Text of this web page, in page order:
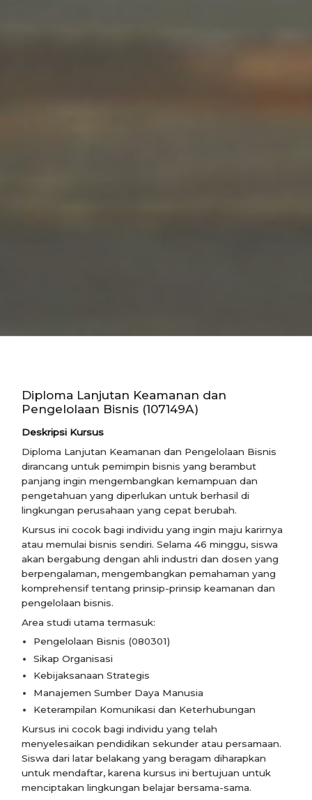
Diploma Lanjutan Keamanan dan
Pengelolaan Bisnis (107149A)
Deskripsi Kursus
Diploma Lanjutan Keamanan dan Pengelolaan Bisnis
dirancang untuk pemimpin bisnis yang berambut
panjang ingin mengembangkan kemampuan dan
pengetahuan yang diperlukan untuk berhasil di
lingkungan perusahaan yang cepat berubah.
Kursus ini cocok bagi individu yang ingin maju karirnya
atau memulai bisnis sendiri. Selama 46 minggu, siswa
akan bergabung dengan ahli industri dan dosen yang
berpengalaman, mengembangkan pemahaman yang
komprehensif tentang prinsip-prinsip keamanan dan
pengelolaan bisnis.
Area studi utama termasuk:
Pengelolaan Bisnis (080301)
Sikap Organisasi
Kebijaksanaan Strategis
Manajemen Sumber Daya Manusia
Keterampilan Komunikasi dan Keterhubungan
Kursus ini cocok bagi individu yang telah
menyelesaikan pendidikan sekunder atau persamaan.
Siswa dari latar belakang yang beragam diharapkan
untuk mendaftar, karena kursus ini bertujuan untuk
menciptakan lingkungan belajar bersama-sama.